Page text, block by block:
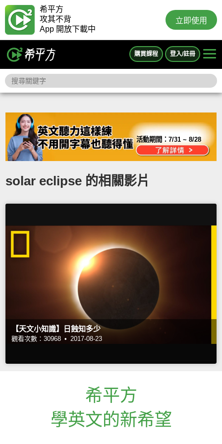
希平方
攻其不背
App 開放下載中
立即使用
購買課程 登入/註冊
活動期間：7/31 ~ 8/28
solar eclipse 的相關影片
【天文小知識】日蝕知多少
觀看次數：30968 • 2017-08-23
希平方
學英文的新希望